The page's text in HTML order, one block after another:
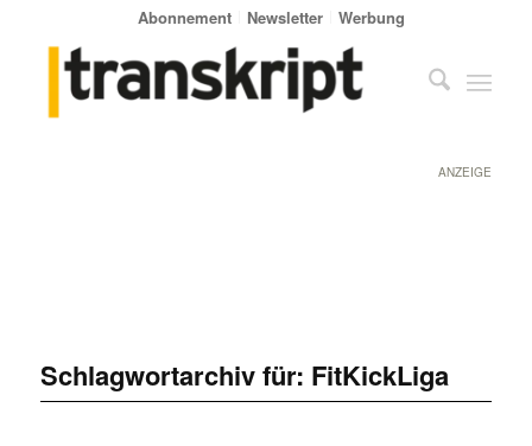
Abonnement Newsletter Werbung
ANZEIGE
Schlagwortarchiv für: FitKickLiga